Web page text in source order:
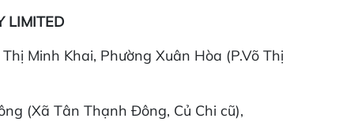
LIMITED
Minh Khai, Phường Xuân Hòa (P.Võ Thị
(Xã Tân Thạnh Đông, Củ Chi cũ),